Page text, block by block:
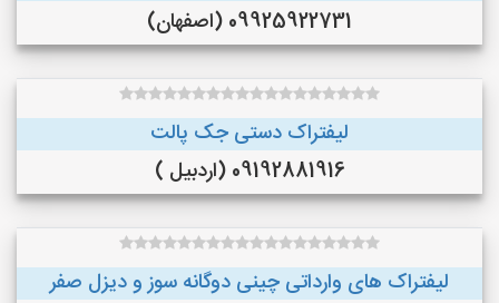
09925922731 (اصفهان)
لیفتراک دستی جک پالت
09192881916 (اردبیل )
لیفتراک های وارداتی چینی دوگانه سوز و دیزل صفر